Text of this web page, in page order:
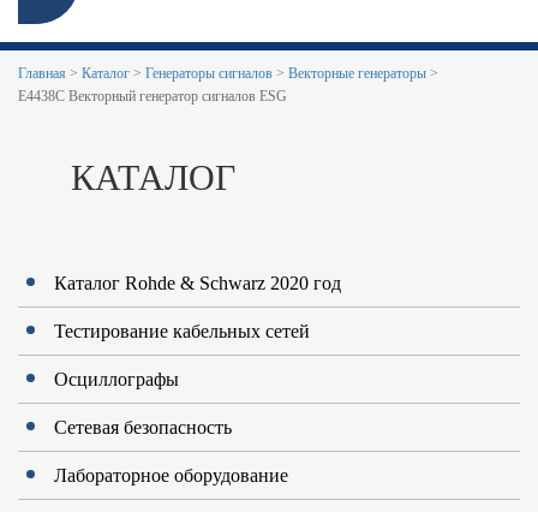
Главная > Каталог > Генераторы сигналов > Векторные генераторы >
E4438C Векторный генератор сигналов ESG
КАТАЛОГ
Каталог Rohde & Schwarz 2020 год
Тестирование кабельных сетей
Осциллографы
Сетевая безопасность
Лабораторное оборудование